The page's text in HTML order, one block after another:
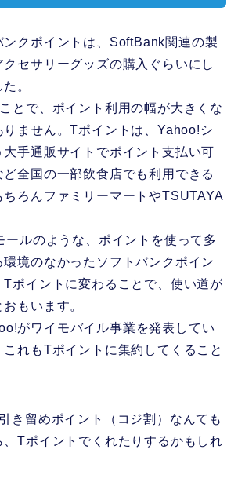
ンクポイントは、SoftBank関連の製
セサリーグッズの購入ぐらいにし
。
とで、ポイント利用の幅が大きくな
りません。Tポイントは、Yahoo!シ
大手通販サイトでポイント支払い可
全国の一部飲食店でも利用できる
ちろんファミリーマートやTSUTAYA
ールのような、ポイントを使って多
境のなかったソフトバンクポイン
Tポイントに変わることで、使い道が
もいます。
がワイモバイル事業を発表してい
これもTポイントに集約してくること
き留めポイント（コジ割）なんても
Tポイントでくれたりするかもしれ